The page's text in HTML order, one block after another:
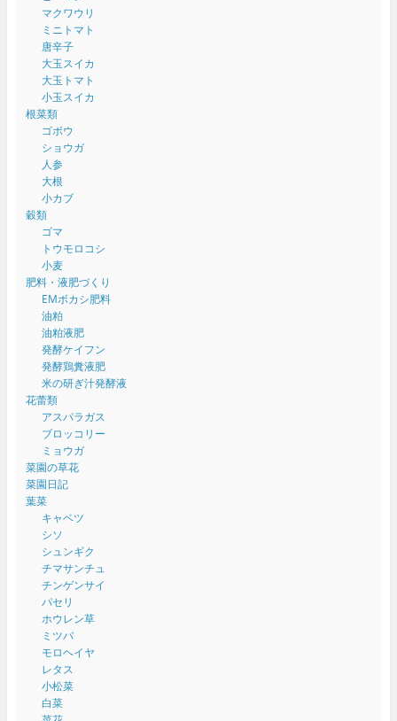
マクワウリ
ミニトマト
唐辛子
大玉スイカ
大玉トマト
小玉スイカ
根菜類
ゴボウ
ショウガ
人参
大根
小カブ
穀類
ゴマ
トウモロコシ
小麦
肥料・液肥づくり
EMボカシ肥料
油粕
油粕液肥
発酵ケイフン
発酵鶏糞液肥
米の研ぎ汁発酵液
花蕾類
アスパラガス
ブロッコリー
ミョウガ
菜園の草花
菜園日記
葉菜
キャベツ
シソ
シュンギク
チマサンチュ
チンゲンサイ
パセリ
ホウレン草
ミツバ
モロヘイヤ
レタス
小松菜
白菜